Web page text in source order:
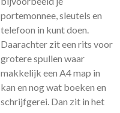
portemonnee, sleutels en
telefoon in kunt doen.
Daarachter zit een rits voor
grotere spullen waar
makkelijk een A4 map in
kan en nog wat boeken en
schrijfgerei. Dan zit in het